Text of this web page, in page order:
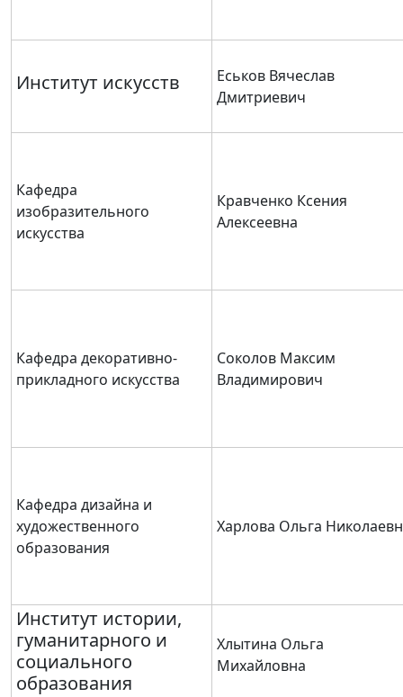
Институт искусств
Еськов Вячеслав
Дмитриевич
Кафедра
изобразительного
искусства
Кравченко Ксения
Алексеевна
Кафедра декоративно-
прикладного искусства
Соколов Максим
Владимирович
Кафедра дизайна и
художественного
образования
Харлова Ольга
Институт истории,
гуманитарного и
социального
образования
Хлытина Ольга
Михайловна